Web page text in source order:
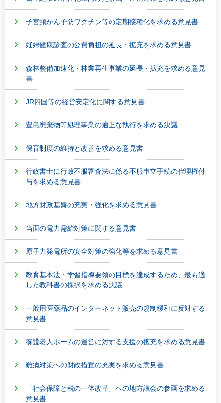
子宮頸がん予防ワクチン等の定期接種化を求める意見書
妊婦健康診査の公費負担の延長・拡充を求める意見書
森林整備加速化・林業再生事業の延長・拡充を求める意見
書
JR四国等の経営安定化に関する意見書
豊島廃棄物等処理事業の適正な執行を求める決議
保育制度の維持と改善を求める意見書
行政書士に行政不服審査法に係る不服申立手続の代理権付
与を求める意見書
地方財政基盤の充実・強化を求める意見書
当面の電力需給対策に関する意見書
原子力発電所の安全対策の強化等を求める意見書
教育基本法・学習指導要領の目標を達成するため、最も適
した教科書の採択を求める決議
一般用医薬品のインターネット販売の規制緩和に反対する
意見書
養護老人ホームの運営に対する支援の拡充を求める意見書
難病対策への財政措置の充実を求める意見書
「社会保障と税の一体改革」への地方議会の参画を求める
意見書